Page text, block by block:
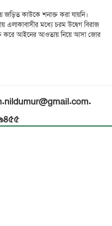
জড়িত কাউকে শনাক্ত করা যায়নি।
এলাকাবাসীর মধ্যে চরম উদ্বেগ বিরাজ
করে আইনের আওতায় নিয়ে আসা জোর